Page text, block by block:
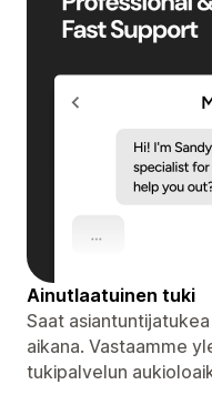
Ainutlaatuinen tuki
Saat
aikana. Vastaamme
tukipalvelun